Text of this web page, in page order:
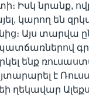
Իսկ նրանք,
կարող են
Այս տարվա
ենք
է
ղեկավար